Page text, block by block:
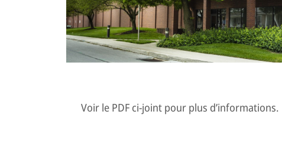
Voir le PDF ci-joint pour plus d’informations.